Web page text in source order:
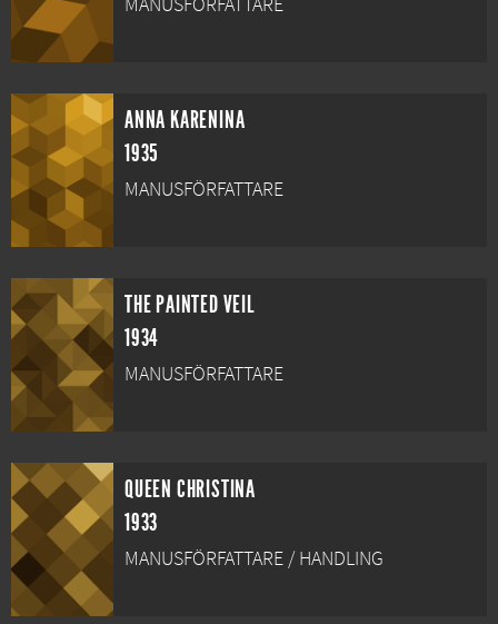
MANUSFÖRFATTARE
ANNA KARENINA
1935
MANUSFÖRFATTARE
THE PAINTED VEIL
1934
MANUSFÖRFATTARE
QUEEN CHRISTINA
1933
MANUSFÖRFATTARE / HANDLING